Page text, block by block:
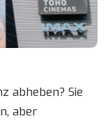
abheben? Sie
aber